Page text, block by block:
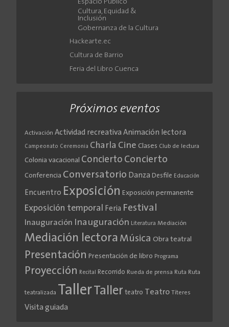
Espacio Público
Cultura, Equidad &
Inclusión
Gobernanza de la Cultura
Hackearte.ec
Cultura de Barrio
Feria del Libro Cuenca
Próximos eventos
Activación Actividad recreativa Animación lectora
Campeonato Ceremonia Charla Cine Clases Club de lectura
Colonia vacacional Concierto Concierto
Conferencia Conversatorio Danza Desfile Educación
Encuentro Exposición Exposición permanente
Exposición temporal Feria Festival
Inauguración Inauguración Literatura Mediación
Mediación lectora Música Obra teatral
Presentación Presentación de libro Programa
Proyección Recital Recorrido Rueda de prensa Ruta Ruta
teatralizada TallerTaller teatro Teatro Títeres
Visita guiada